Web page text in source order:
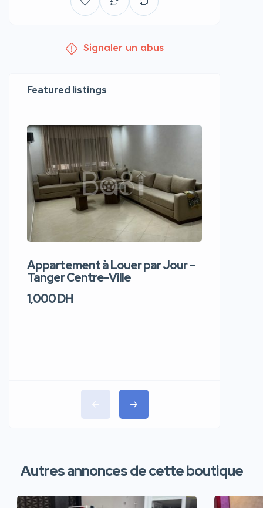
Signaler un abus
Featured listings
Appartement à Louer par Jour –
Tanger Centre-Ville
1,000 DH
Autres annonces de cette boutique